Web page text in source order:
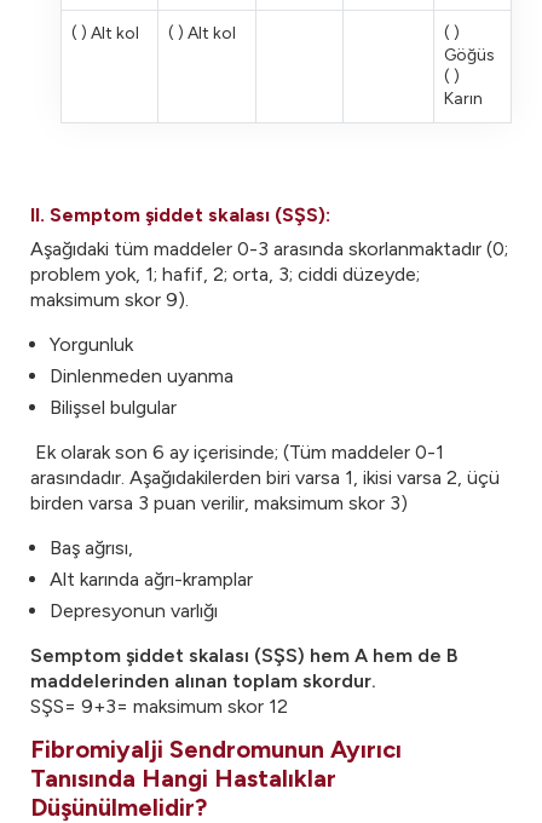
( ) Alt kol ( ) Alt kol
( )
Göğüs
( )
Karın
II. Semptom şiddet skalası (SŞS):
Aşağıdaki tüm maddeler 0-3 arasında skorlanmaktadır (0;
problem yok, 1; hafif, 2; orta, 3; ciddi düzeyde;
maksimum skor 9).
Yorgunluk
Dinlenmeden uyanma
Bilişsel bulgular
Ek olarak son 6 ay içerisinde; (Tüm maddeler 0-1
arasındadır. Aşağıdakilerden biri varsa 1, ikisi varsa 2, üçü
birden varsa 3 puan verilir, maksimum skor 3)
Baş ağrısı,
Alt karında ağrı-kramplar
Depresyonun varlığı
Semptom şiddet skalası (SŞS) hem A hem de B
maddelerinden alınan toplam skordur.
SŞS= 9+3= maksimum skor 12
Fibromiyalji Sendromunun Ayırıcı
Tanısında Hangi Hastalıklar
Düşünülmelidir?